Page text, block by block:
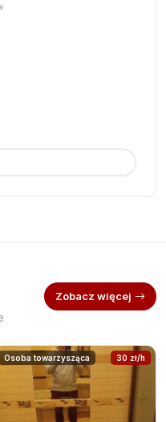
Zobacz więcej
Osoba towarzysząca 30 zł/h